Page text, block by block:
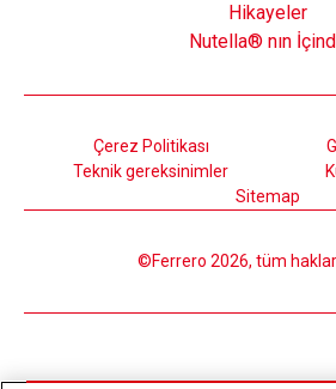
Hikayeler
Nutella® nın
©Ferrero 2026, tüm hakları
Çerez Politikası
Teknik gereksinimler
Sitemap